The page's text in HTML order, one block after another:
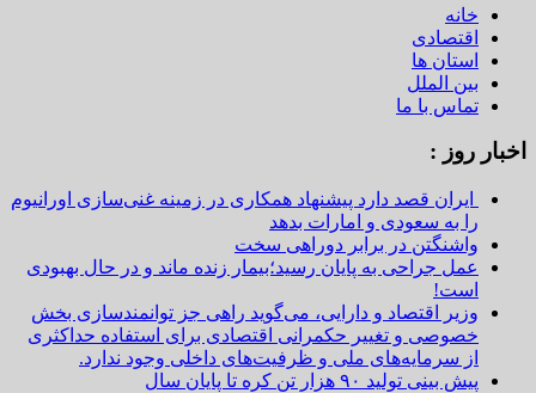
خانه
اقتصادی
استان ها
بین الملل
تماس با ما
اخبار روز :
ایران قصد دارد پیشنهاد همکاری در زمینه غنی‌سازی اورانیوم
را به سعودی و امارات بدهد
واشنگتن در برابر دوراهی سخت
عمل جراحی به پایان رسید؛بیمار زنده ماند و در حال بهبودی
است!
وزیر اقتصاد و دارایی، می‌گوید راهی جز توانمندسازی بخش
خصوصی و تغییر حکمرانی اقتصادی برای استفاده حداکثری
از سرمایه‌های ملی و ظرفیت‌های داخلی وجود ندارد.
پیش بینی تولید ۹۰ هزار تن کره تا پایان سال